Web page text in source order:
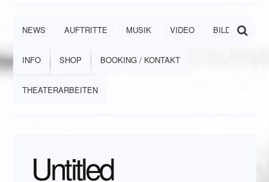
NEWS AUFTRITTE MUSIK VIDEO BILDER
INFO SHOP BOOKING / KONTAKT
THEATERARBEITEN
Untitled